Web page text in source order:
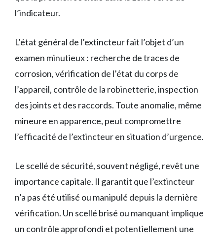
l’indicateur.
L’état général de l’extincteur fait l’objet d’un
examen minutieux : recherche de traces de
corrosion, vérification de l’état du corps de
l’appareil, contrôle de la robinetterie, inspection
des joints et des raccords. Toute anomalie, même
mineure en apparence, peut compromettre
l’efficacité de l’extincteur en situation d’urgence.
Le scellé de sécurité, souvent négligé, revêt une
importance capitale. Il garantit que l’extincteur
n’a pas été utilisé ou manipulé depuis la dernière
vérification. Un scellé brisé ou manquant implique
un contrôle approfondi et potentiellement une